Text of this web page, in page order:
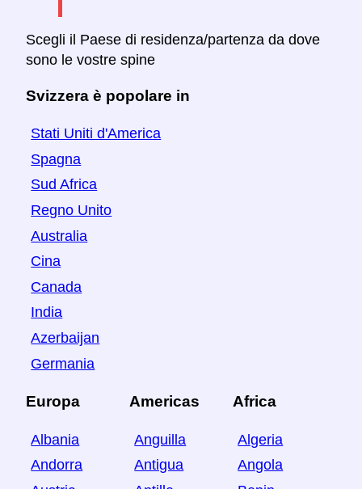
Scegli il Paese di residenza/partenza da dove
sono le vostre spine
Svizzera è popolare in
Stati Uniti d'America
Spagna
Sud Africa
Regno Unito
Australia
Cina
Canada
India
Azerbaijan
Germania
Europa
Albania
Andorra
Americas
Anguilla
Antigua
Africa
Algeria
Angola